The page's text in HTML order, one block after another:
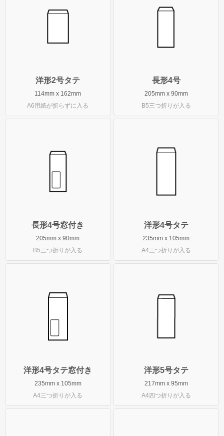
お問い合わせ
無料サンプル請求
見積請求
選べる注文方法
お持ちのデータから印刷する
お持ちの封筒から印刷する
印刷せずに注文する
テンプレートダウンロード
Illustrator入稿ガイド
Word・Excel入稿ガイド
紙の種類について
窓つきについて
洋形2号タテ
114mm x 162mm
A6用紙が折らずに入る
長形4号
205mm x 90mm
B5三つ折りが入る
長形4号窓付き
205mm x 90mm
B5三つ折りが入る
洋形4号タテ
235mm x 105mm
A4三つ折りが入る
洋形4号タテ窓付き
235mm x 105mm
A4三つ折りが入る
洋形5号タテ
217mm x 95mm
A4四つ折りが入る